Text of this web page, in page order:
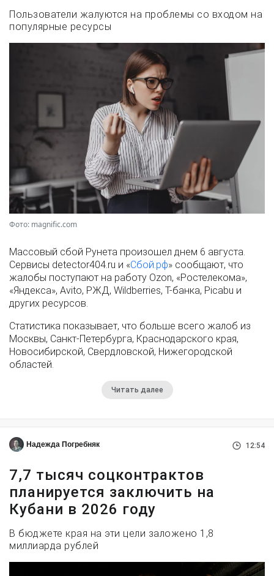
Пользователи жалуются на проблемы со входом на
популярные ресурсы
Фото: magnific.com
Массовый сбой Рунета произошел днем 6 августа.
Сервисы detector404.ru и «Сбой.рф» сообщают, что
жалобы поступают на работу Ozon, «Ростелекома»,
«Яндекса», Avito, РЖД, Wildberries, Т-банка, Picabu и
других ресурсов.
Статистика показывает, что больше всего жалоб из
Москвы, Санкт-Петербурга, Краснодарского края,
Новосибирской, Свердловской, Нижегородской
областей.
Читать далее
Надежда Погребняк 12:54
7,7 тысяч соцконтрактов
планируется заключить на
Кубани в 2026 году
В бюджете края на эти цели заложено 1,8
миллиарда рублей